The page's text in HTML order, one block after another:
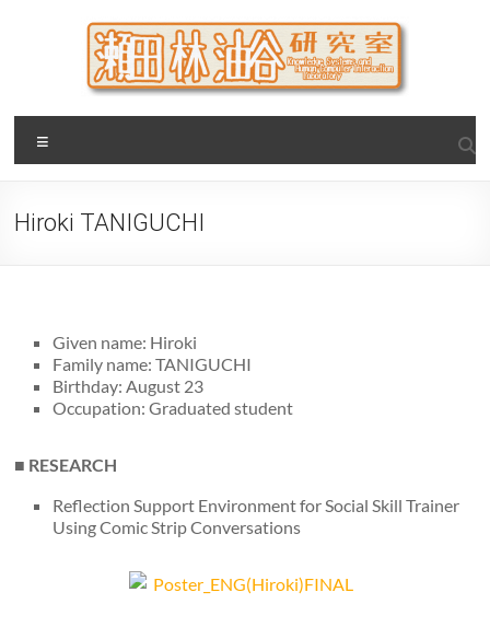
瀬田・林・油谷研究室
大阪公立大学 大学院 情報学研究科 学際情報学専攻 / 大阪府
立大学 理学部 情報数理科学科(大学院 理学系研究科 情報数理
Hiroki TANIGUCHI
Given name: Hiroki
Family name: TANIGUCHI
Birthday: August 23
Occupation: Graduated student
■ RESEARCH
Reflection Support Environment for Social Skill Trainer
Using Comic Strip Conversations